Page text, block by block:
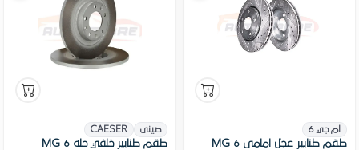
ام جي 6
طقم طنابير عجل امامى 6 MG
صينى CAESER
طقم طنابير خلفي حله MG 6